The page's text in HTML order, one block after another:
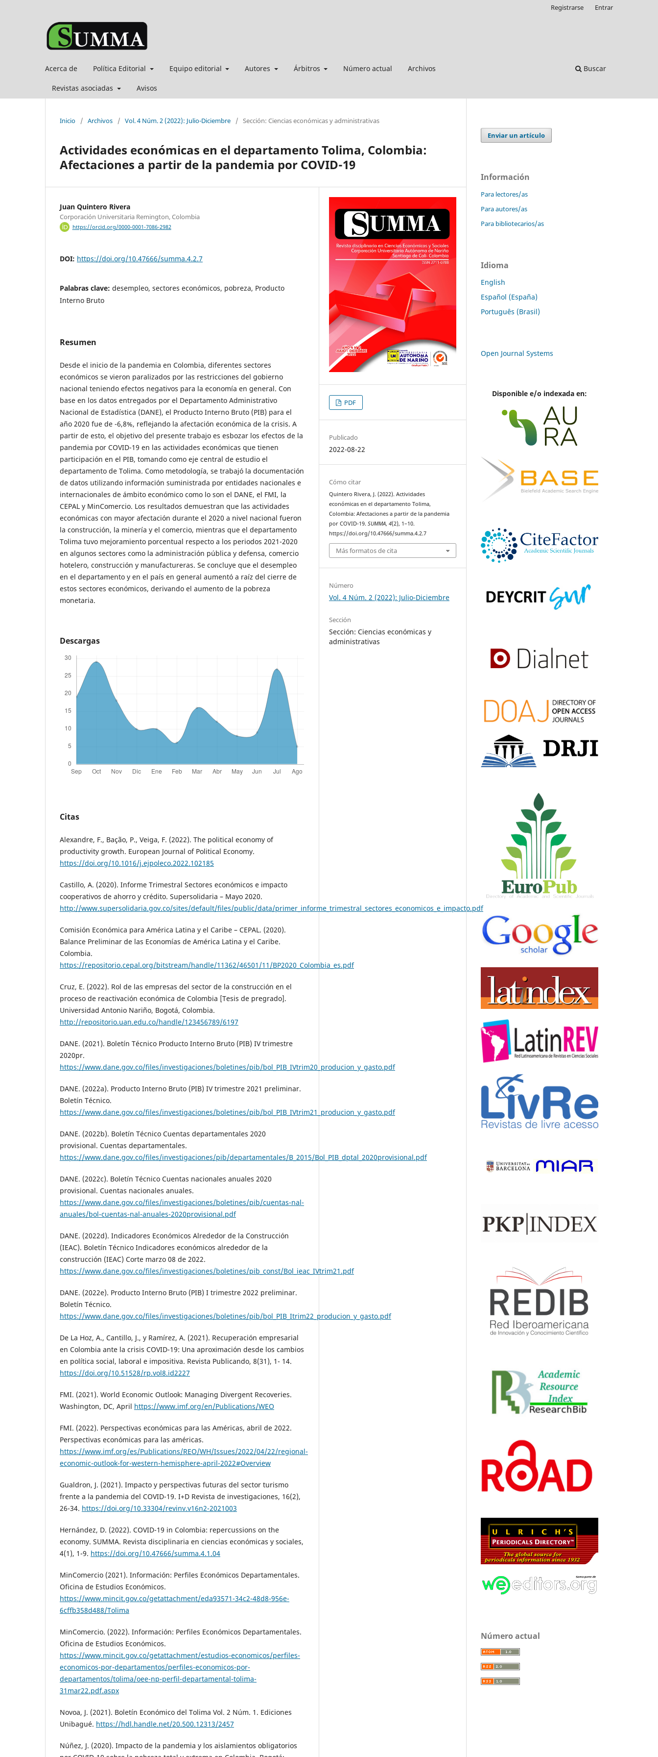
Acerca de Política Editorial Equipo editorial Autores Árbitros Número actual Archivos
Revistas asociadas Avisos
Buscar
Registrarse Entrar
Inicio / Archivos / Vol. 4 Núm. 2 (2022): Julio-Diciembre / Sección: Ciencias económicas y administrativas
Actividades económicas en el departamento Tolima, Colombia:
Afectaciones a partir de la pandemia por COVID-19
Juan Quintero Rivera
Corporación Universitaria Remington, Colombia
https://orcid.org/0000-0001-7086-2982
DOI: https://doi.org/10.47666/summa.4.2.7
Palabras clave: desempleo, sectores económicos, pobreza, Producto
Interno Bruto
Resumen
Desde el inicio de la pandemia en Colombia, diferentes sectores
económicos se vieron paralizados por las restricciones del gobierno
nacional teniendo efectos negativos para la economía en general. Con
base en los datos entregados por el Departamento Administrativo
Nacional de Estadística (DANE), el Producto Interno Bruto (PIB) para el
año 2020 fue de -6,8%, reflejando la afectación económica de la crisis. A
partir de esto, el objetivo del presente trabajo es esbozar los efectos de la
pandemia por COVID-19 en las actividades económicas que tienen
participación en el PIB, tomando como eje central de estudio el
departamento de Tolima. Como metodología, se trabajó la documentación
de datos utilizando información suministrada por entidades nacionales e
internacionales de ámbito económico como lo son el DANE, el FMI, la
CEPAL y MinComercio. Los resultados demuestran que las actividades
económicas con mayor afectación durante el 2020 a nivel nacional fueron
la construcción, la minería y el comercio, mientras que el departamento
Tolima tuvo mejoramiento porcentual respecto a los periodos 2021-2020
en algunos sectores como la administración pública y defensa, comercio
hotelero, construcción y manufactureras. Se concluye que el desempleo
en el departamento y en el país en general aumentó a raíz del cierre de
estos sectores económicos, derivando el aumento de la pobreza
monetaria.
Descargas
Citas
Alexandre, F., Bação, P., Veiga, F. (2022). The political economy of
productivity growth. European Journal of Political Economy.
https://doi.org/10.1016/j.ejpoleco.2022.102185
Castillo, A. (2020). Informe Trimestral Sectores económicos e impacto
cooperativos de ahorro y crédito. Supersolidaria – Mayo 2020.
http://www.supersolidaria.gov.co/sites/default/files/public/data/primer_informe_trimestral_sectores_economicos_e_impacto.pdf
Comisión Económica para América Latina y el Caribe – CEPAL. (2020).
Balance Preliminar de las Economías de América Latina y el Caribe.
Colombia.
https://repositorio.cepal.org/bitstream/handle/11362/46501/11/BP2020_Colombia_es.pdf
Cruz, E. (2022). Rol de las empresas del sector de la construcción en el
proceso de reactivación económica de Colombia [Tesis de pregrado].
Universidad Antonio Nariño, Bogotá, Colombia.
http://repositorio.uan.edu.co/handle/123456789/6197
DANE. (2021). Boletín Técnico Producto Interno Bruto (PIB) IV trimestre
2020pr.
https://www.dane.gov.co/files/investigaciones/boletines/pib/bol_PIB_IVtrim20_producion_y_gasto.pdf
DANE. (2022a). Producto Interno Bruto (PIB) IV trimestre 2021 preliminar.
Boletín Técnico.
https://www.dane.gov.co/files/investigaciones/boletines/pib/bol_PIB_IVtrim21_producion_y_gasto.pdf
DANE. (2022b). Boletín Técnico Cuentas departamentales 2020
provisional. Cuentas departamentales.
https://www.dane.gov.co/files/investigaciones/pib/departamentales/B_2015/Bol_PIB_dptal_2020provisional.pdf
DANE. (2022c). Boletín Técnico Cuentas nacionales anuales 2020
provisional. Cuentas nacionales anuales.
https://www.dane.gov.co/files/investigaciones/boletines/pib/cuentas-nal-
anuales/bol-cuentas-nal-anuales-2020provisional.pdf
DANE. (2022d). Indicadores Económicos Alrededor de la Construcción
(IEAC). Boletín Técnico Indicadores económicos alrededor de la
construcción (IEAC) Corte marzo 08 de 2022.
https://www.dane.gov.co/files/investigaciones/boletines/pib_const/Bol_ieac_IVtrim21.pdf
DANE. (2022e). Producto Interno Bruto (PIB) I trimestre 2022 preliminar.
Boletín Técnico.
https://www.dane.gov.co/files/investigaciones/boletines/pib/bol_PIB_Itrim22_producion_y_gasto.pdf
De La Hoz, A., Cantillo, J., y Ramírez, A. (2021). Recuperación empresarial
en Colombia ante la crisis COVID-19: Una aproximación desde los cambios
en política social, laboral e impositiva. Revista Publicando, 8(31), 1- 14.
https://doi.org/10.51528/rp.vol8.id2227
FMI. (2021). World Economic Outlook: Managing Divergent Recoveries.
Washington, DC, April https://www.imf.org/en/Publications/WEO
FMI. (2022). Perspectivas económicas para las Américas, abril de 2022.
Perspectivas económicas para las américas.
https://www.imf.org/es/Publications/REO/WH/Issues/2022/04/22/regional-
economic-outlook-for-western-hemisphere-april-2022#Overview
Gualdron, J. (2021). Impacto y perspectivas futuras del sector turismo
frente a la pandemia del COVID-19. I+D Revista de investigaciones, 16(2),
26-34. https://doi.org/10.33304/revinv.v16n2-2021003
Hernández, D. (2022). COVID-19 in Colombia: repercussions on the
economy. SUMMA. Revista disciplinaria en ciencias económicas y sociales,
4(1), 1-9. https://doi.org/10.47666/summa.4.1.04
MinComercio (2021). Información: Perfiles Económicos Departamentales.
Oficina de Estudios Económicos.
https://www.mincit.gov.co/getattachment/eda93571-34c2-48d8-956e-
6cffb358d488/Tolima
MinComercio. (2022). Información: Perfiles Económicos Departamentales.
Oficina de Estudios Económicos.
https://www.mincit.gov.co/getattachment/estudios-economicos/perfiles-
economicos-por-departamentos/perfiles-economicos-por-
departamentos/tolima/oee-np-perfil-departamental-tolima-
31mar22.pdf.aspx
Novoa, J. (2021). Boletín Económico del Tolima Vol. 2 Núm. 1. Ediciones
Unibagué. https://hdl.handle.net/20.500.12313/2457
Núñez, J. (2020). Impacto de la pandemia y los aislamientos obligatorios
PDF
Publicado
2022-08-22
Cómo citar
Quintero Rivera, J. (2022). Actividades
económicas en el departamento Tolima,
Colombia: Afectaciones a partir de la pandemia
por COVID-19.SUMMA,4(2), 1–10.
https://doi.org/10.47666/summa.4.2.7
Más formatos de cita
Número
Vol. 4 Núm. 2 (2022): Julio-Diciembre
Sección
Sección: Ciencias económicas y
administrativas
Enviar un artículo
Información
Para lectores/as
Para autores/as
Para bibliotecarios/as
Idioma
English
Español (España)
Português (Brasil)
Open Journal Systems
Disponible e/o indexada en:
Número actual